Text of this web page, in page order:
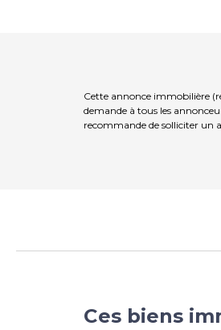
Cette annonce immobilière
demande à tous les
recommande de solliciter un
Ces biens